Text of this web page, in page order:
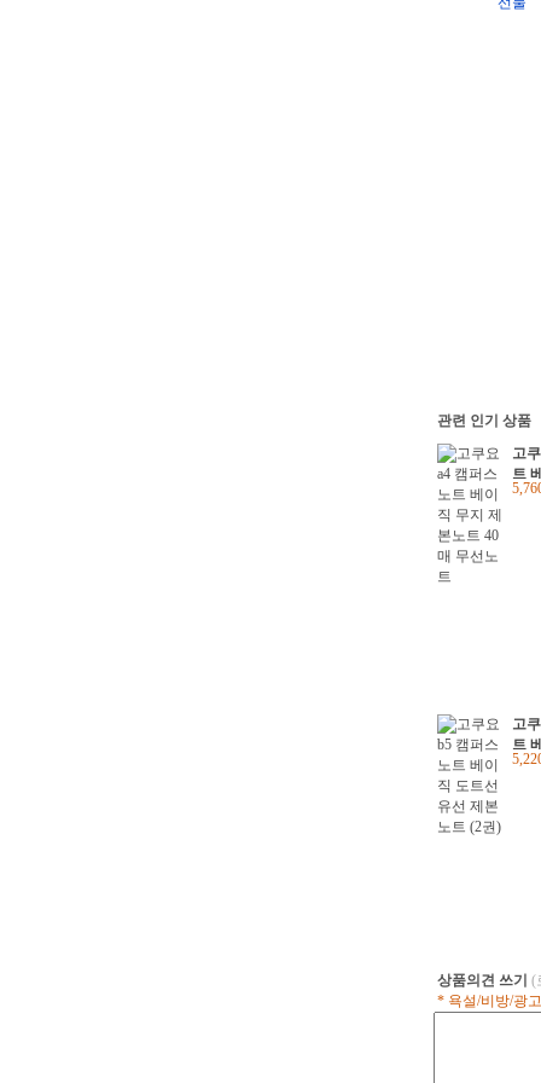
관련 인기 상품
고
트
노
고
트
선
상품의견 쓰기 (
* 욕설/비방/광